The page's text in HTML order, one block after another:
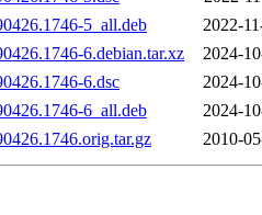
5_all.deb
2022-
6.debian.tar.xz
2024-
6.dsc
2024-
6_all.deb
2024-
2010-